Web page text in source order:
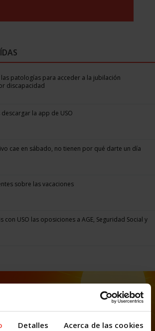
Detalles Acerca de las cookies
las patologías para acceder a la jubilación
discapacidad
la app de USO
cae en sábado, no tienen por qué darte un día
sobre las vacaciones
con USO las oposiciones a AGE, Seguridad Social y